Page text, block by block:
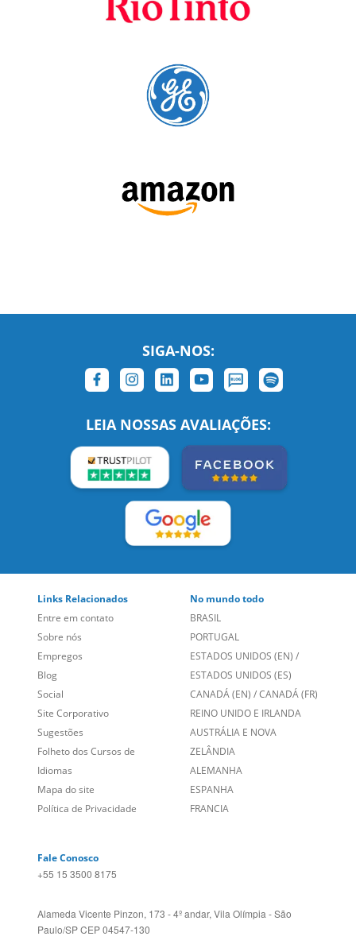
SIGA-NOS:
LEIA NOSSAS AVALIAÇÕES:
Sobre nós
Empregos
Blog
Social
Site Corporativo
Sugestões
Folheto dos Cursos de
Idiomas
Mapa do site
Política de Privacidade
PORTUGAL
ESTADOS UNIDOS (EN)
ESTADOS UNIDOS (ES)
CANADÁ (EN)/CANADÁ (FR)
REINO UNIDO E IRLANDA
AUSTRÁLIA E NOVA
ZELÂNDIA
ALEMANHA
ESPANHA
FRANCIA
Alameda Vicente Pinzon, 173 - 4º andar, Vila Olímpia - São
Language Trainers,fundada em 2004 fornecendo cursos de
idiomas em mais de 60 cidades em todo o Brasil e Online com